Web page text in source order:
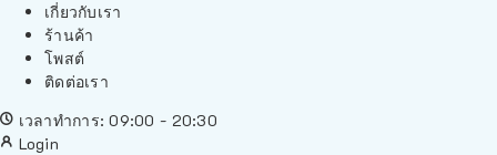
เกี่ยวกับเรา
ร้านค้า
โพสต์
ติดต่อเรา
เวลาทำการ: 09:00 - 20:30
Login